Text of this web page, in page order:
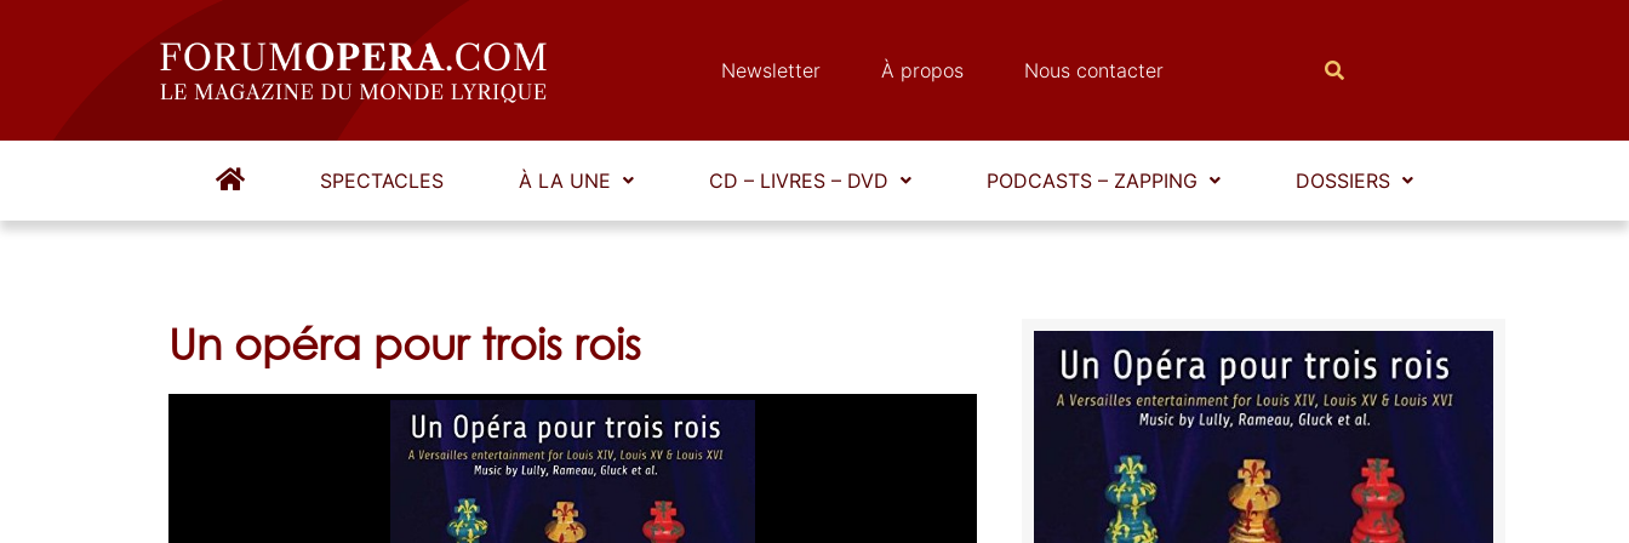
Newsletter À propos Nous contacter
SPECTACLES À LA UNE CD – LIVRES – DVD PODCASTS – ZAPPING DOSSIERS
Un opéra pour trois rois